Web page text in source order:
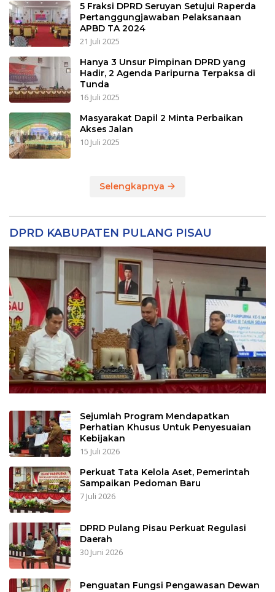
5 Fraksi DPRD Seruyan Setujui Raperda
Pertanggungjawaban Pelaksanaan
APBD TA 2024
21 Juli 2025
Hanya 3 Unsur Pimpinan DPRD yang
Hadir, 2 Agenda Paripurna Terpaksa di
Tunda
16 Juli 2025
Masyarakat Dapil 2 Minta Perbaikan
Akses Jalan
10 Juli 2025
Selengkapnya
DPRD KABUPATEN PULANG PISAU
Sejumlah Program Mendapatkan
Perhatian Khusus Untuk Penyesuaian
Kebijakan
15 Juli 2026
Perkuat Tata Kelola Aset, Pemerintah
Sampaikan Pedoman Baru
7 Juli 2026
DPRD Pulang Pisau Perkuat Regulasi
Daerah
30 Juni 2026
Penguatan Fungsi Pengawasan Dewan